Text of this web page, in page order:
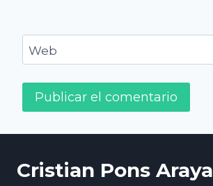
Web
Cristian Pons Araya